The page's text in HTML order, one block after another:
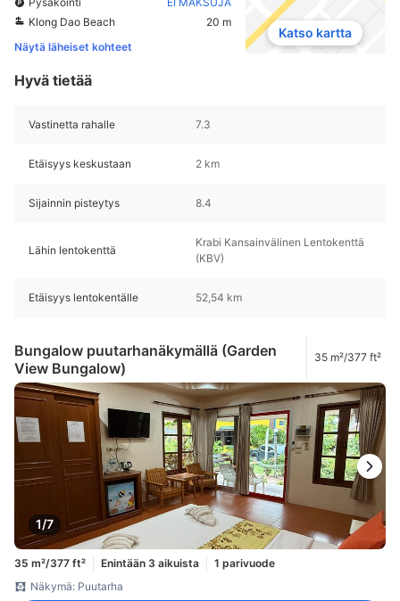
Klong Dao Beach
20 m
Näytä läheiset kohteet
Katso kartta
Hyvä tietää
Vastinetta rahalle 7.3
Etäisyys keskustaan 2 km
Sijainnin pisteytys 8.4
Lähin lentokenttä
Krabi Kansainvälinen Lentokenttä
(KBV)
Etäisyys lentokentälle 52,54 km
Bungalow puutarhanäkymällä (Garden
View Bungalow)
35 m²/377 ft²
1/7
35 m²/377 ft² Enintään 3 aikuista
1 parivuode
Näkymä: Puutarha